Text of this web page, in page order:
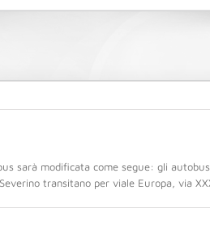
sarà modificata come segue: gli
transitano per viale Europa, via